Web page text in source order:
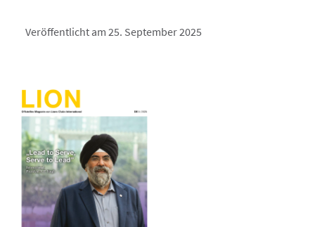
Veröffentlicht am 25. September 2025